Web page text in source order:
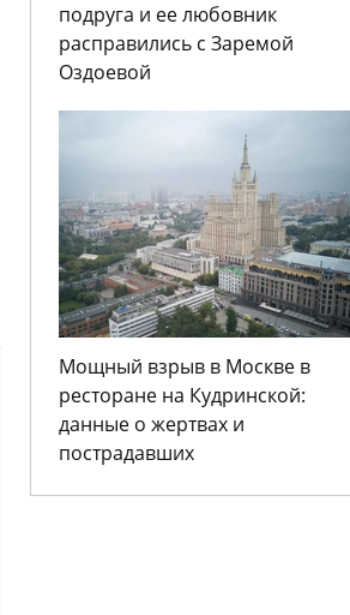
подруга и ее любовник
расправились с Заремой
Оздоевой
Мощный взрыв в Москве в
ресторане на Кудринской:
данные о жертвах и
пострадавших